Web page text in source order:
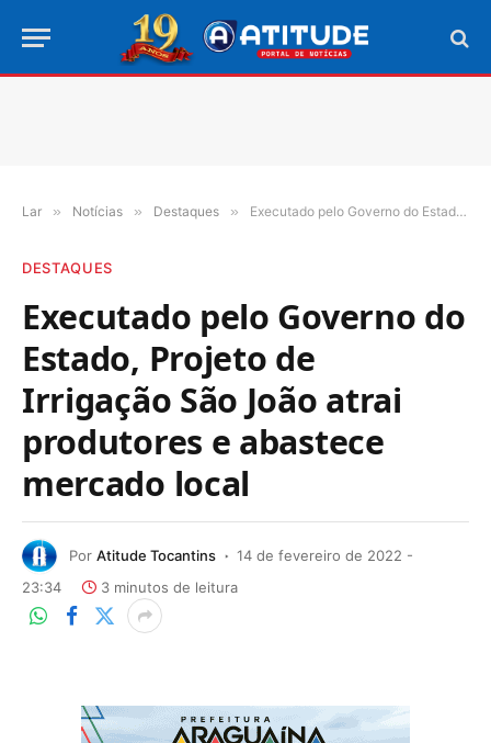
Lar » Notícias » Destaques » Executado pelo Governo do Estado, Projeto de Irrigação São João atrai produtores e abastece mercado local
DESTAQUES
Executado pelo Governo do
Estado, Projeto de
Irrigação São João atrai
produtores e abastece
mercado local
Por Atitude Tocantins
14 de fevereiro de 2022 -
23:34
3 minutos de leitura